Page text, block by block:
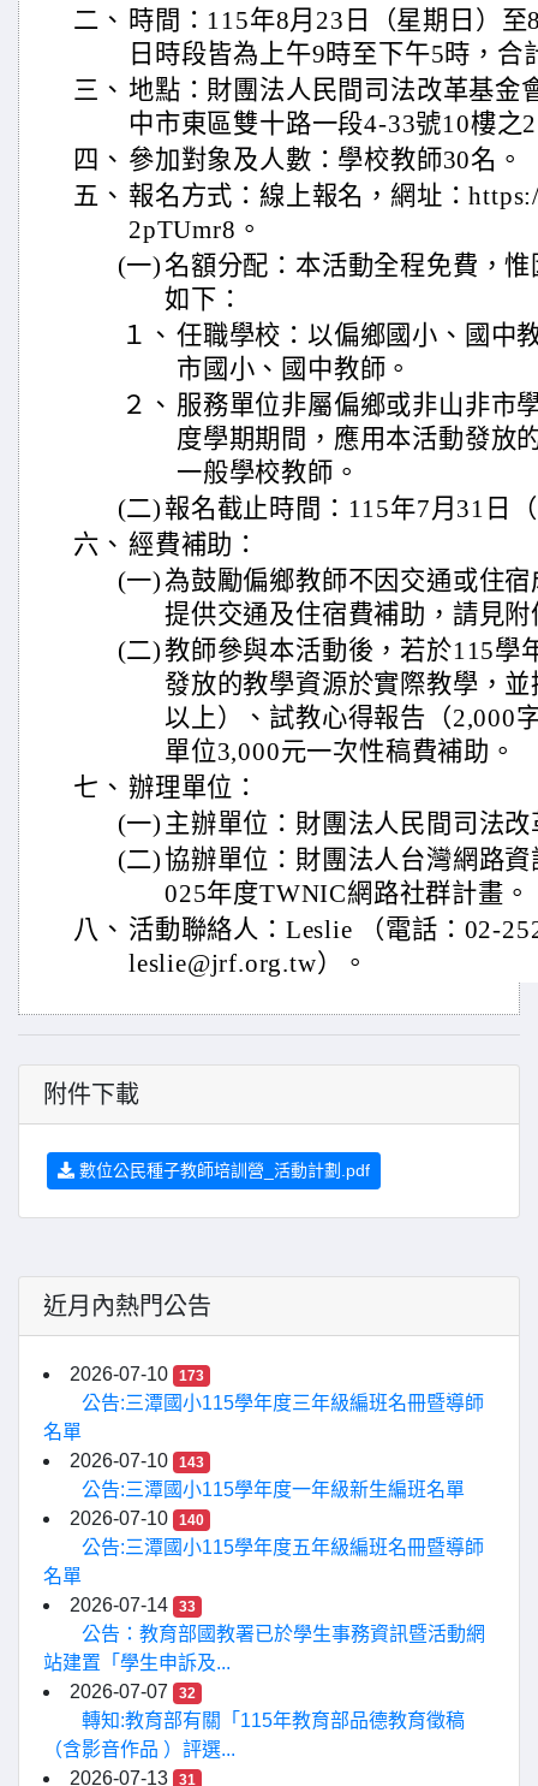
二、 時間：115年8月23日（星期日）
日時段皆為上午9時至下午5時，合
三、 地點：財團法人民間司法改革基金
中市東區雙十路一段4-33號10樓之
四、 參加對象及人數：學校教師30名。
五、 報名方式：線上報名，網址：
2pTUmr8。
(一) 名額分配：本活動全程免費，
如下：
１、 任職學校：以偏鄉國小、國中
市國小、國中教師。
２、 服務單位非屬偏鄉或非山非市
度學期期間，應用本活動發放
一般學校教師。
(二) 報名截止時間：115年7月31日
六、 經費補助：
(一)為鼓勵偏鄉教師不因交通或住
提供交通及住宿費補助，請見
(二)教師參與本活動後，若於115學
發放的教學資源於實際教學，
以上）、試教心得報告（2,000
單位3,000元一次性稿費補助。
七、 辦理單位：
(一) 主辦單位：財團法人民間司法
(二)協辦單位：財團法人台灣網路
025年度TWNIC網路社群計畫。
八、 活動聯絡人：Leslie （電話：02-
leslie@jrf.org.tw）。
附件下載
數位公民種子教師培訓營_活動計劃.pdf
近月內熱門公告
2026-07-10 173
公告:三潭國小115學年度三年級編班名冊暨導師
名單
2026-07-10
143
公告:三潭國小115學年度一年級新生編班名單
2026-07-10
140
公告:三潭國小115學年度五年級編班名冊暨導師
名單
2026-07-14
33
公告：教育部國教署已於學生事務資訊暨活動網
站建置「學生申訴及...
2026-07-07
32
轉知:教育部有關「115年教育部品德教育徵稿
（含影音作品 ）評選...
2026-07-13
31